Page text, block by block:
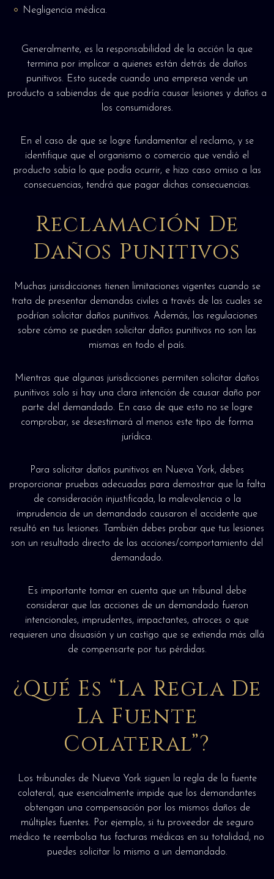
Negligencia médica.
Generalmente, es la responsabilidad de la acción la que
termina por implicar a quienes están detrás de daños
punitivos. Esto sucede cuando una empresa vende un
producto a sabiendas de que podría causar lesiones y daños a
los consumidores.
En el caso de que se logre fundamentar el reclamo, y se
identifique que el organismo o comercio que vendió el
producto sabía lo que podía ocurrir, e hizo caso omiso a las
consecuencias, tendrá que pagar dichas consecuencias.
Reclamación De
Daños Punitivos
Muchas jurisdicciones tienen limitaciones vigentes cuando se
trata de presentar demandas civiles a través de las cuales se
podrían solicitar daños punitivos. Además, las regulaciones
sobre cómo se pueden solicitar daños punitivos no son las
mismas en todo el país.
Mientras que algunas jurisdicciones permiten solicitar daños
punitivos solo si hay una clara intención de causar daño por
parte del demandado. En caso de que esto no se logre
comprobar, se desestimará al menos este tipo de forma
jurídica.
Para solicitar daños punitivos en Nueva York, debes
proporcionar pruebas adecuadas para demostrar que la falta
de consideración injustificada, la malevolencia o la
imprudencia de un demandado causaron el accidente que
resultó en tus lesiones. También debes probar que tus lesiones
son un resultado directo de las acciones/comportamiento del
demandado.
Es importante tomar en cuenta que un tribunal debe
considerar que las acciones de un demandado fueron
intencionales, imprudentes, impactantes, atroces o que
requieren una disuasión y un castigo que se extienda más allá
de compensarte por tus pérdidas.
¿Qué Es “La Regla De
La Fuente
Colateral”?
Los tribunales de Nueva York siguen la regla de la fuente
colateral, que esencialmente impide que los demandantes
obtengan una compensación por los mismos daños de
múltiples fuentes. Por ejemplo, si tu proveedor de seguro
médico te reembolsa tus facturas médicas en su totalidad, no
puedes solicitar lo mismo a un demandado.